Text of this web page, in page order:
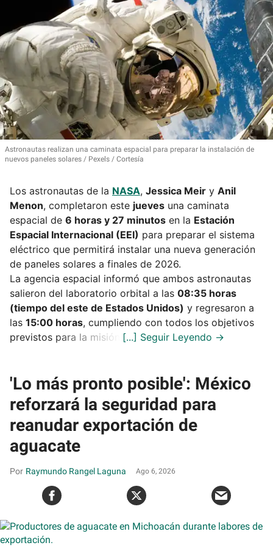
Astronautas realizan una caminata espacial para preparar la instalación de
nuevos paneles solares
Pexels / Cortesía
Los astronautas de la NASA, Jessica Meir y Anil
Menon, completaron este jueves una caminata
espacial de 6 horas y 27 minutos en la Estación
Espacial Internacional (EEI) para preparar el sistema
eléctrico que permitirá instalar una nueva generación
de paneles solares a finales de 2026.
La agencia espacial informó que ambos astronautas
salieron del laboratorio orbital a las 08:35 horas
(tiempo del este de Estados Unidos) y regresaron a
las 15:00 horas, cumpliendo con todos los objetivos
previstos para la misión.
'Lo más pronto posible': México
reforzará la seguridad para
reanudar exportación de
aguacate
Raymundo Rangel Laguna Ago 6, 2026